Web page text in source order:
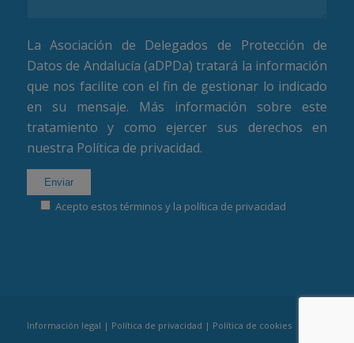
La Asociación de Delegados de Protección de
Datos de Andalucía (aDPDa) tratará la información
que nos facilite con el fin de gestionar lo indicado
en su mensaje. Más información sobre este
tratamiento y como ejercer sus derechos en
nuestra Política de privacidad.
Acepto estos términos y la política de privacidad
Información legal | Política de privacidad | Política de cookies